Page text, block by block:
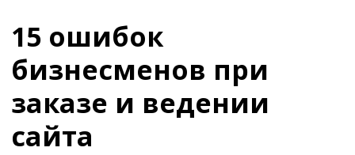
15 ошибок
бизнесменов при
заказе и ведении
сайта